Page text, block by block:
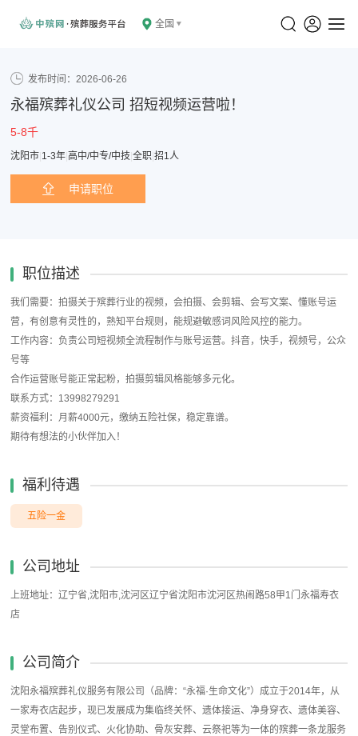
全国
发布时间：2026-06-26
永福殡葬礼仪公司 招短视频运营啦！
5-8千
沈阳市 1-3年 高中/中专/中技 |全职 |招1人
申请职位
职位描述
我们需要：拍摄关于殡葬行业的视频，会拍摄、会剪辑、会写文案、懂账号运
营，有创意有灵性的，熟知平台规则，能规避敏感词风险风控的能力。
工作内容：负责公司短视频全流程制作与账号运营。抖音，快手，视频号，公众
号等
合作运营账号能正常起粉，拍摄剪辑风格能够多元化。
联系方式：13998279291
薪资福利：月薪4000元，缴纳五险社保，稳定靠谱。
期待有想法的小伙伴加入！
福利待遇
五险一金
公司地址
上班地址：辽宁省,沈阳市,沈河区辽宁省沈阳市沈河区热闹路58甲1门永福寿衣
店
公司简介
沈阳永福殡葬礼仪服务有限公司（品牌：“永福·生命文化”）成立于2014年，从
一家寿衣店起步，现已发展成为集临终关怀、遗体接运、净身穿衣、遗体美容、
灵堂布置、告别仪式、火化协助、骨灰安葬、云祭祀等为一体的殡葬一条龙服务